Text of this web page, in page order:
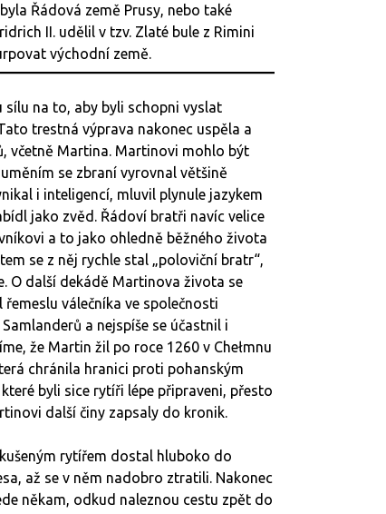
Řádová země Prusy, nebo také
II. udělil v tzv. Zlaté bule z Rimini
východní země.
na to, aby byli schopni vyslat
trestná výprava nakonec uspěla a
včetně Martina. Martinovi mohlo být
se zbraní vyrovnal většině
i inteligencí, mluvil plynule jazykem
jako zvěd. Řádoví bratři navíc velice
a to jako ohledně běžného života
se z něj rychle stal „poloviční bratr“,
O další dekádě Martinova života se
válečníka ve společnosti
a nejspíše se účastnil i
že Martin žil po roce 1260 v Chełmnu
chránila hranici proti pohanským
byli sice rytíři lépe připraveni, přesto
další činy zapsaly do kronik.
rytířem dostal hluboko do
až se v něm nadobro ztratili. Nakonec
někam, odkud naleznou cestu zpět do